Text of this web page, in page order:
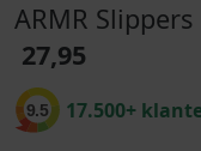
ARMR
27,95
9.5 17.500+